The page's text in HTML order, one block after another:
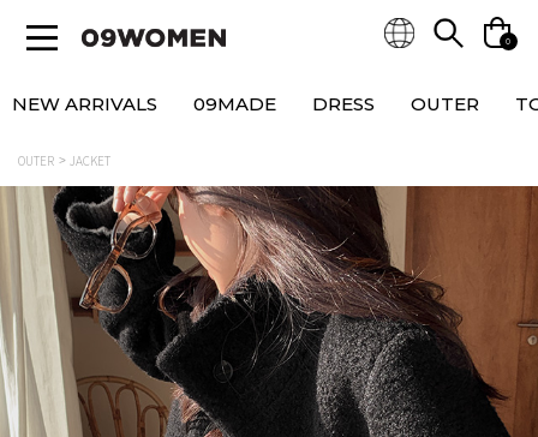
0
NEW ARRIVALS 09MADE DRESS OUTER
OUTER JACKET